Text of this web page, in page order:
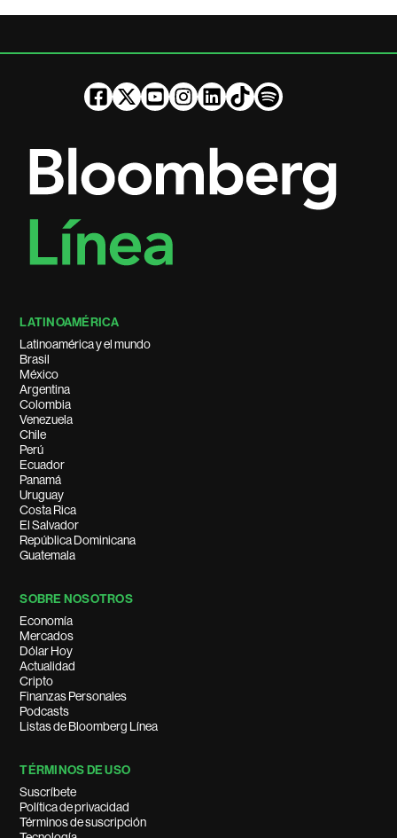
LATINOAMÉRICA
Latinoamérica y el mundo
Brasil
México
Argentina
Colombia
Venezuela
Chile
Perú
Ecuador
Panamá
Uruguay
Costa Rica
El Salvador
República Dominicana
Guatemala
SOBRE NOSOTROS
Economía
Mercados
Dólar Hoy
Actualidad
Cripto
Finanzas Personales
Podcasts
Listas de Bloomberg Línea
TÉRMINOS DE USO
Suscríbete
Política de privacidad
Términos de suscripción